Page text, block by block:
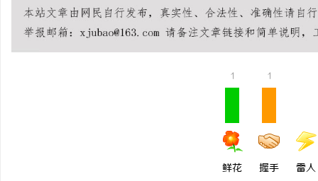
1
鲜花
1
握手 雷人